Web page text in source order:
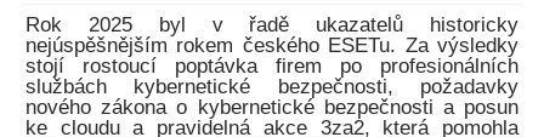
Rok 2025 byl v řadě ukazatelů historicky
nejúspěšnějším rokem českého ESETu. Za výsledky
stojí rostoucí poptávka firem po profesionálních
službách kybernetické bezpečnosti, požadavky
nového zákona o kybernetické bezpečnosti a posun
ke cloudu a pravidelná akce 3za2, která pomohla